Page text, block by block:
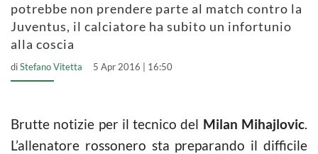
potrebbe non prendere parte al match contro la
Juventus, il calciatore ha subito un infortunio
alla coscia
diStefano Vitetta 5 Apr 2016 | 16:50
Brutte notizie per il tecnico del Milan Mihajlovic.
L’allenatore rossonero sta preparando il difficile